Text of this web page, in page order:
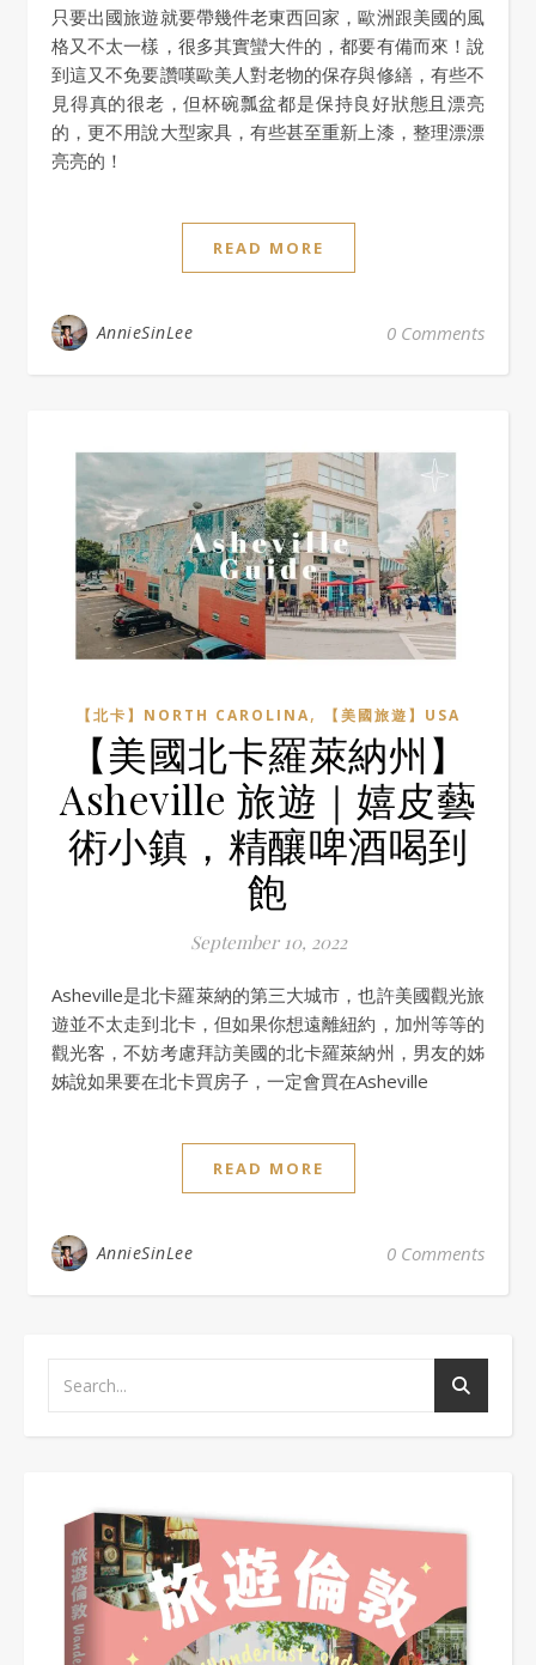
只要出國旅遊就要帶幾件老東西回家，歐洲跟美國的風
格又不太一樣，很多其實蠻大件的，都要有備而來！說
到這又不免要讚嘆歐美人對老物的保存與修繕，有些不
見得真的很老，但杯碗瓢盆都是保持良好狀態且漂亮
的，更不用說大型家具，有些甚至重新上漆，整理漂漂
亮亮的！
READ MORE
AnnieSinLee 0 Comments
【北卡】NORTH CAROLINA, 【美國旅遊】USA
【美國北卡羅萊納州】
Asheville 旅遊｜嬉皮藝
術小鎮，精釀啤酒喝到
飽
September 10, 2022
Asheville是北卡羅萊納的第三大城市，也許美國觀光旅
遊並不太走到北卡，但如果你想遠離紐約，加州等等的
觀光客，不妨考慮拜訪美國的北卡羅萊納州，男友的姊
姊說如果要在北卡買房子，一定會買在Asheville
READ MORE
AnnieSinLee 0 Comments